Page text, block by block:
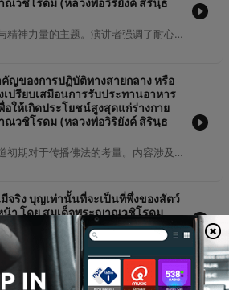
ณวชิโรดม (หลวงพ่อวิริยังค์ สิรินฺธ
本集内容探讨了关于耐心与精神力量的主题。演讲者强调了耐心的三个维度，包括忍受困难、忍受劳苦以及忍受内心的痛苦。此外，内容还涉及了通过日常的学习与实践来积累知识与精神能量的过程。
ญของการปฏิบัติทางสายกลาง หรือ
ปรียบเสมือนการรับประทานอาหาร
ให้เกิดประโยชน์สูงสุดแก่ร่างกาย
ณวชิโรดม (หลวงพ่อวิริยังค์ สิรินฺธ
本集节目探讨了佛陀在悟道初期对于传播佛法的考量。内容涉及佛法深奥程度与众生理解能力之间的关系，以及关于法律、文化与修行实践的初步讨论。
จริง บุญเท่านั้นที่จะเป็นที่พึ่งของสัตว์
า โดย สมเด็จพระญาณวชิโรดม
นฺธโร)